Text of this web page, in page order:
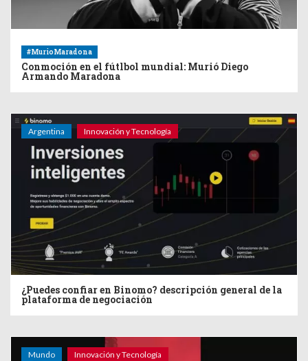
#MurioMaradona
Conmoción en el fútlbol mundial: Murió Diego
Armando Maradona
Argentina Innovación y Tecnología
¿Puedes confiar en Binomo? descripción general de la
plataforma de negociación
Mundo Innovación y Tecnología